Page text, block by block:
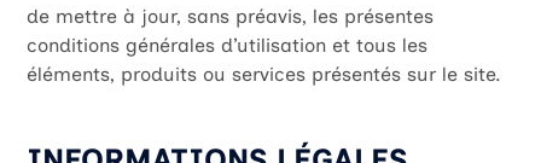
de mettre à jour, sans préavis, les présentes
conditions générales d’utilisation et tous les
éléments, produits ou services présentés sur le site.